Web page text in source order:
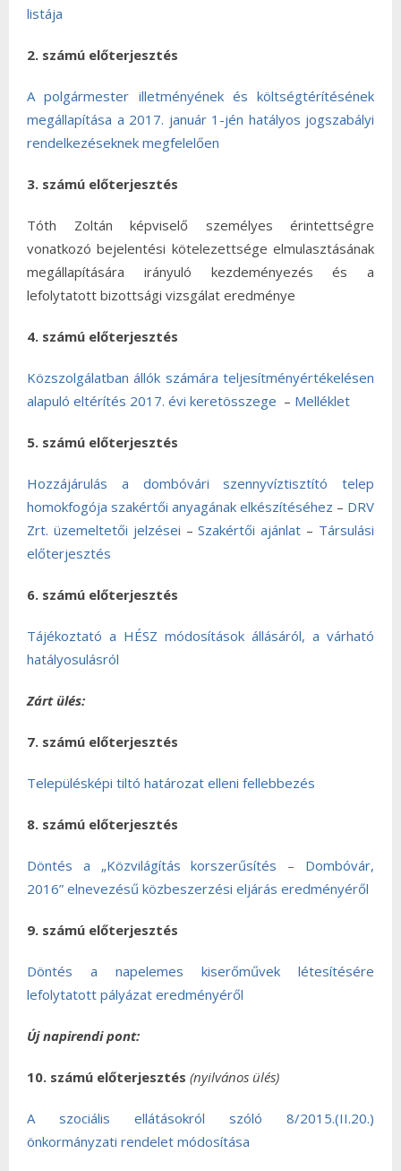
listája
2. számú előterjesztés
A polgármester illetményének és költségtérítésének
megállapítása a 2017. január 1-jén hatályos jogszabályi
rendelkezéseknek megfelelően
3. számú előterjesztés
Tóth Zoltán képviselő személyes érintettségre
vonatkozó bejelentési kötelezettsége elmulasztásának
megállapítására irányuló kezdeményezés és a
lefolytatott bizottsági vizsgálat eredménye
4. számú előterjesztés
Közszolgálatban állók számára teljesítményértékelésen
alapuló eltérítés 2017. évi keretösszege – Melléklet
5. számú előterjesztés
Hozzájárulás a dombóvári szennyvíztisztító telep
homokfogója szakértői anyagának elkészítéséhez – DRV
Zrt. üzemeltetői jelzései –Szakértői ajánlat – Társulási
előterjesztés
6. számú előterjesztés
Tájékoztató a HÉSZ módosítások állásáról, a várható
hatályosulásról
Zárt ülés:
7. számú előterjesztés
Településképi tiltó határozat elleni fellebbezés
8. számú előterjesztés
Döntés a „Közvilágítás korszerűsítés – Dombóvár,
2016” elnevezésű közbeszerzési eljárás eredményéről
9. számú előterjesztés
Döntés a napelemes kiserőművek létesítésére
lefolytatott pályázat eredményéről
Új napirendi pont:
10. számú előterjesztés (nyilvános ülés)
A szociális ellátásokról szóló 8/2015.(II.20.)
önkormányzati rendelet módosítása